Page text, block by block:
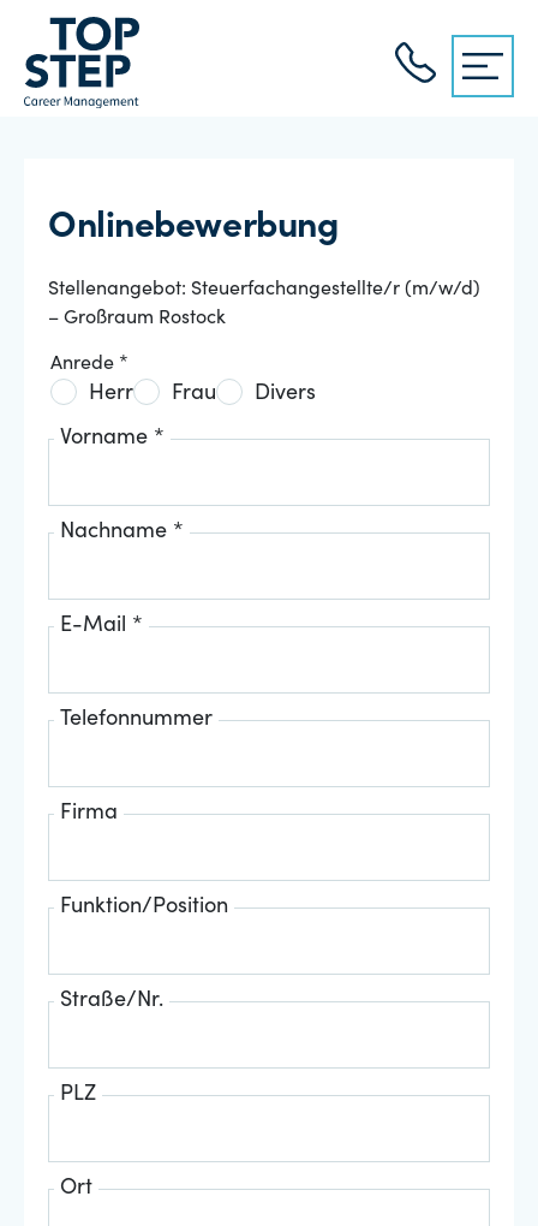
Onlinebewerbung
Stellenangebot: Steuerfachangestellte/r (m/w/d)
– Großraum Rostock
Anrede *
Herr Frau Divers
Vorname *
Nachname *
E-Mail *
Telefonnummer
Firma
Funktion/Position
Straße/Nr.
PLZ
Ort